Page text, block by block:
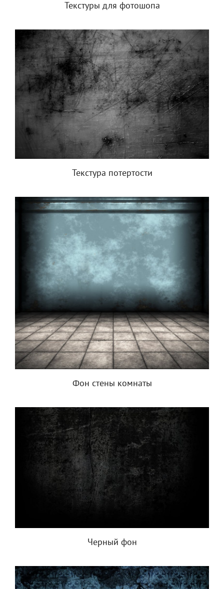
Текстуры для фотошопа
Текстура потертости
Фон стены комнаты
Черный фон